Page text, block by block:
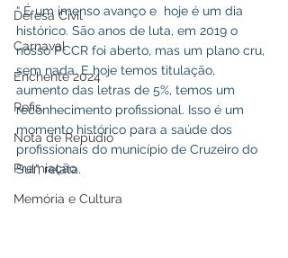
Defesa Civil
Carnaval
Enchente 2024
Refis
Nota de Repúdio
Premiação
Memória e Cultura
“ É um imenso avanço e  hoje é um dia
histórico. São anos de luta, em 2019 o
nosso PCCR foi aberto, mas um plano cru,
sem nada. E hoje temos titulação,
aumento das letras de 5%, temos um
reconhecimento profissional. Isso é um
momento histórico para a saúde dos
profissionais do município de Cruzeiro do
Sul”, relata.